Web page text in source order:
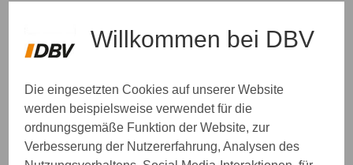
Willkommen bei DBV
Die eingesetzten Cookies auf unserer Website
werden beispielsweise verwendet für die
ordnungsgemäße Funktion der Website, zur
Verbesserung der Nutzererfahrung, Analysen des